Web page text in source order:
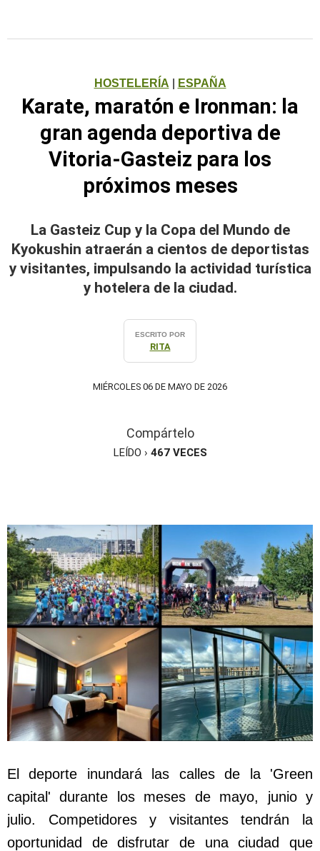
HOSTELERÍA ESPAÑA
Karate, maratón e Ironman: la
gran agenda deportiva de
Vitoria-Gasteiz para los
próximos meses
La Gasteiz Cup y la Copa del Mundo de
Kyokushin atraerán a cientos de deportistas
y visitantes, impulsando la actividad turística
y hotelera de la ciudad.
ESCRITO POR
RITA
MIÉRCOLES 06 DE MAYO DE 2026
Compártelo
LEÍDO › 467VECES
El deporte inundará las calles de la 'Green
capital' durante los meses de mayo, junio y
julio. Competidores y visitantes tendrán la
oportunidad de disfrutar de una ciudad que